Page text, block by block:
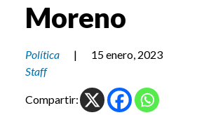
Moreno
Política |
15 enero, 2023
Staff
Compartir: